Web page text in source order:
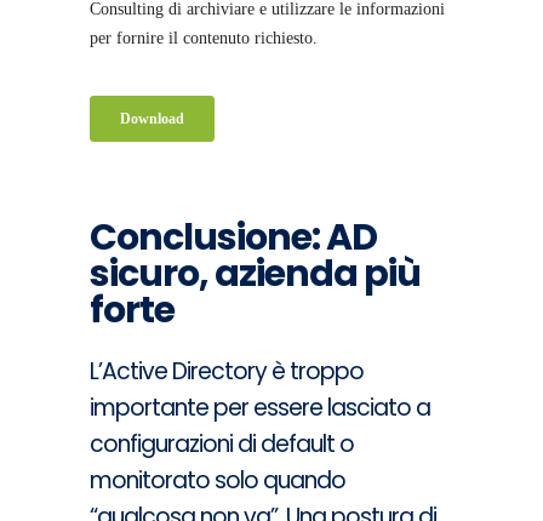
Conclusione: AD
sicuro, azienda più
forte
L’Active Directory è troppo
importante per essere lasciato a
configurazioni di default o
monitorato solo quando